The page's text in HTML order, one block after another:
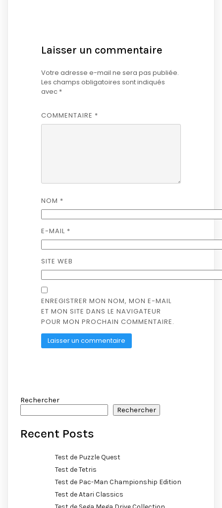
Laisser un commentaire
Votre adresse e-mail ne sera pas publiée.
Les champs obligatoires sont indiqués
avec *
COMMENTAIRE *
NOM *
E-MAIL *
SITE WEB
ENREGISTRER MON NOM, MON E-MAIL
ET MON SITE DANS LE NAVIGATEUR
POUR MON PROCHAIN COMMENTAIRE.
Rechercher
Rechercher
Recent Posts
Test de Puzzle Quest
Test de Tetris
Test de Pac-Man Championship Edition
Test de Atari Classics